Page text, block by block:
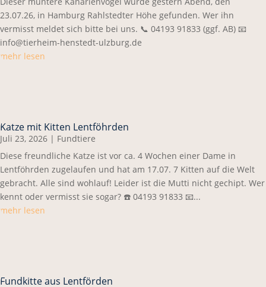
23.07.26, in Hamburg Rahlstedter Höhe gefunden. Wer ihn
vermisst meldet sich bitte bei uns. 📞 04193 91833 (ggf. AB) 📧
info@tierheim-henstedt-ulzburg.de
mehr lesen
Katze mit Kitten Lentföhrden
Juli 23, 2026 | Fundtiere
Diese freundliche Katze ist vor ca. 4 Wochen einer Dame in
Lentföhrden zugelaufen und hat am 17.07. 7 Kitten auf die Welt
gebracht. Alle sind wohlauf! Leider ist die Mutti nicht gechipt. Wer
kennt oder vermisst sie sogar? ☎️ 04193 91833 📧...
mehr lesen
Fundkitte aus Lentförden